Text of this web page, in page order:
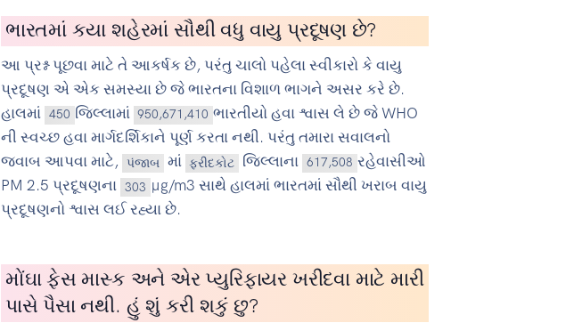
ભારતમાં કયા શહેરમાં સૌથી વધુ વાયુ પ્રદૂષણ છે?
આ પ્રશ્ન પૂછવા માટે તે આકર્ષક છે, પરંતુ ચાલો પહેલા સ્વીકારો કે વાયુ
પ્રદૂષણ એ એક સમસ્યા છે જે ભારતના વિશાળ ભાગને અસર કરે છે.
હાલમાં 450 જિલ્લામાં 950,671,410 ભારતીયો હવા શ્વાસ લે છે જે WHO
ની સ્વચ્છ હવા માર્ગદર્શિકાને પૂર્ણ કરતા નથી. પરંતુ તમારા સવાલનો
જવાબ આપવા માટે,
પંજાબ માં ફરીદકોટ જિલ્લાના 617,508 રહેવાસીઓ
PM 2.5 પ્રદૂષણના 303 µg/m3 સાથે હાલમાં ભારતમાં સૌથી ખરાબ વાયુ
પ્રદૂષણનો શ્વાસ લઈ રહ્યા છે.
મોંઘા ફેસ માસ્ક અને એર પ્યુરિફાયર ખરીદવા માટે મારી
પાસે પૈસા નથી. હું શું કરી શકું છુ?